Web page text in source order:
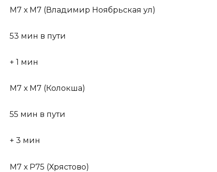
М7 х М7 (Владимир Ноябрьская ул)
53 мин в пути
+ 1 мин
М7 х М7 (Колокша)
55 мин в пути
+ 3 мин
М7 х Р75 (Хрястово)